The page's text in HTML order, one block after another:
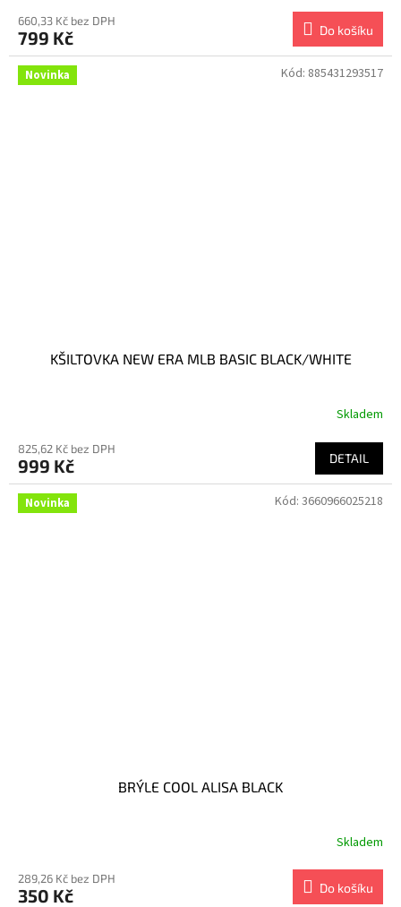
660,33 Kč bez DPH
799 Kč Do košíku
Novinka
KŠILTOVKA NEW ERA MLB BASIC BLACK/WHITE
Skladem
825,62 Kč bez DPH
999 Kč DETAIL
Kód: 885431293517
Novinka
BRÝLE COOL ALISA BLACK
Skladem
289,26 Kč bez DPH
350 Kč Do košíku
Kód: 3660966025218